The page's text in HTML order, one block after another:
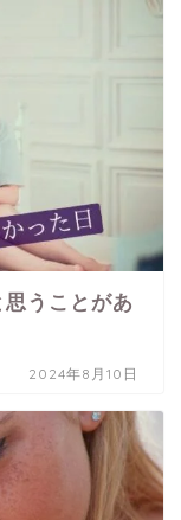
うことがあ
2024年8月10日